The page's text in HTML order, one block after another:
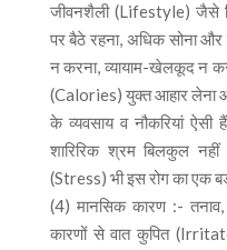
जीवनशैली (Lifestyle) जैसे
पर बैठे रहना, अधिक सोना
न करना, व्यायाम-खेलकूद न
(Calories) युक्त आहार लेना
के व्यवसाय व नौकरियां
शारिरिक श्रम बिलकुल
(Stress) भी इस रोग का एक
(4) मानसिक कारण :- तनाव,
कारणों से वात कुपित